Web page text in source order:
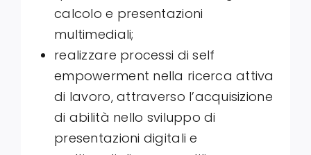
calcolo e presentazioni
multimediali;
realizzare processi di self
empowerment nella ricerca attiva
di lavoro, attraverso l’acquisizione
di abilità nello sviluppo di
presentazioni digitali e